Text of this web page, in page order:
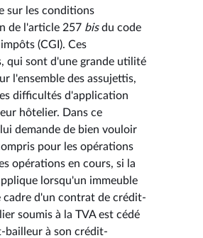
sur les conditions
de l'article 257 bisdu code
(CGI). Ces
qui sont d'une grande utilité
l'ensemble des assujettis,
difficultés d'application
hôtelier. Dans ce
demande de bien vouloir
pour les opérations
opérations en cours, si la
lorsqu'un immeuble
cadre d'un contrat de crédit-
soumis à la TVA est cédé
bailleur à son crédit-